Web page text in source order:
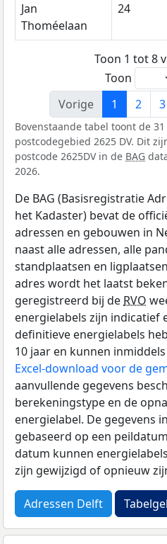
Jan
Thoméelaan
24
Toon 1 tot 8
Toon
Vorige
1 2 3
Bovenstaande tabel toont de
postcodegebied 2625 DV. Dit
postcode 2625DV in de BAG
2026.
De BAG (Basisregistratie
het Kadaster) bevat de
adressen en gebouwen in
naast alle adressen, alle
standplaatsen en
adres wordt het laatst
geregistreerd bij de RVO
energielabels zijn indicatief
definitieve energielabels
10 jaar en kunnen
Excel-download voor de
aanvullende gegevens
berekeningstype en de
energielabel. De gegevens
gebaseerd op een
datum kunnen
zijn gewijzigd of opnieuw
Adressen Delft